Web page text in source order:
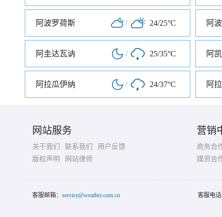
阿波罗荷斯 / 24/25°C 阿
阿圭达瓦讷 / 25/35°C 阿
阿拉瓜伊纳 / 24/37°C 阿
网站服务
关于我们 联系我们
用户反馈
版权声明
网站律师
营销
商务合
媒资合
客服邮箱： service@weather.com.cn 客服电